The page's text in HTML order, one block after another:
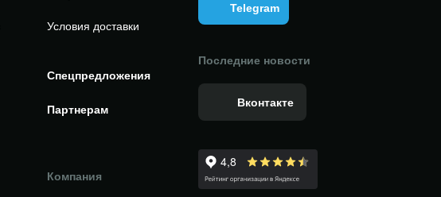
Условия доставки
Спецпредложения
Партнерам
Компания
Telegram
Последние новости
Вконтакте